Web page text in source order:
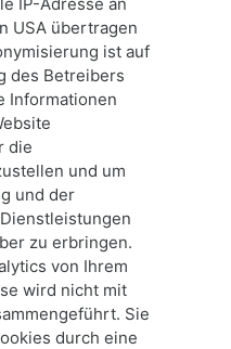
USA übertragen
ist auf
des Betreibers
Informationen
die
und um
und der
zu erbringen.
von Ihrem
wird nicht mit
Sie
durch eine